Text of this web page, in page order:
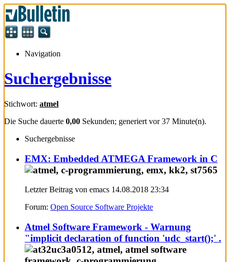
Navigation
Suchergebnisse
Stichwort: atmel
Die Suche dauerte 0,00 Sekunden; generiert vor 37 Minute(n).
Suchergebnisse
EMX: Embedded ATMEGA Framework in C
Letzter Beitrag von emacs 14.08.2018 23:34
Forum: Open Source Software Projekte
Atmel Software Framework - Warnung
"implicit declaration of function 'udc_start();' .